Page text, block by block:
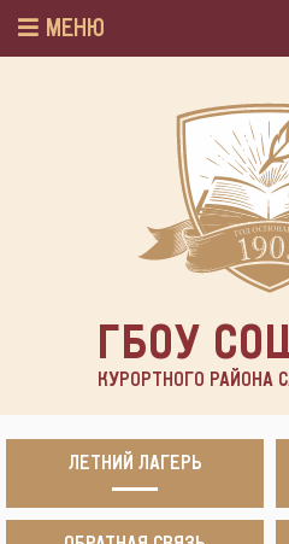
МЕНЮ
ГБОУ
КУРОРТНОГО РАЙОНА
ЛЕТНИЙ ЛАГЕРЬ